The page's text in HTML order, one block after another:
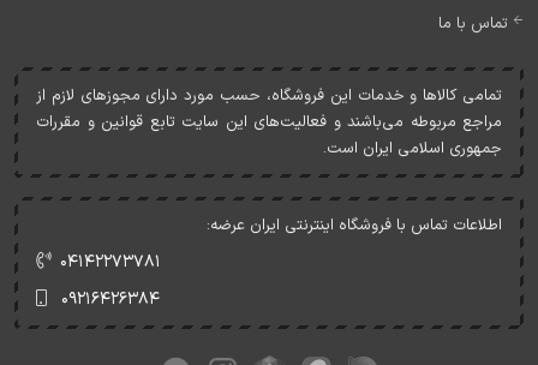
تماس با ما
تمامی کالاها و خدمات اين فروشگاه، حسب مورد دارای مجوزهای لازم از
مراجع مربوطه می‌باشند و فعاليت‌های اين سايت تابع قوانين و مقررات
جمهوری اسلامی ايران است.
اطلاعات تماس با فروشگاه اینترنتی ایران عرضه:
۰۴۱۴۲۲۷۳۷۸۱
۰۹۲۱۶۴۲۶۳۸۴